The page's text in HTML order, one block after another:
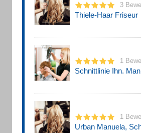
3
Thiele-Haar Friseur
1
1
Urban Manuela,